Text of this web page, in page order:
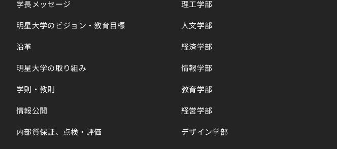
学長メッセージ
明星大学のビジョン・教育目標
沿革
明星大学の取り組み
学則・教則
情報公開
内部質保証、点検・評価
理工学部
人文学部
経済学部
情報学部
教育学部
経営学部
デザイン学部